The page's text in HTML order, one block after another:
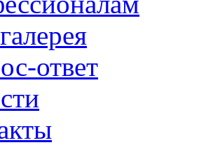
ответ